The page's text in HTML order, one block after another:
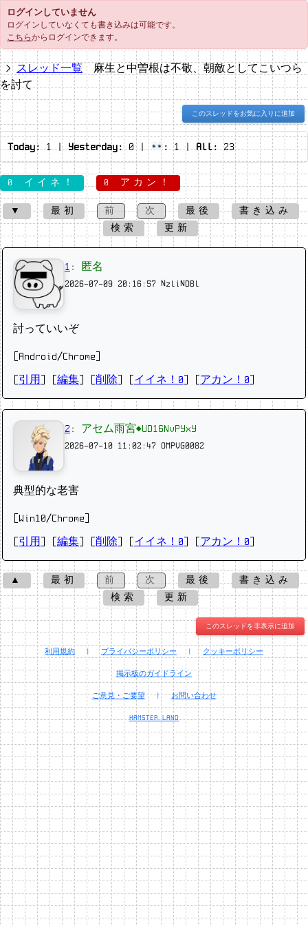
ログインしていません
ログインしていなくても書き込みは可能です。
こちらからログインできます。
スレッド一覧
麻生と中曽根は不敬、朝敵としてこいつら
を討て
このスレッドをお気に入りに追加
Today:1|Yesterday:0| :1|All:23
0 イイネ！ 0 アカン！
▼ 最初 前 次 最後
書き込み
検索
更新
1 : 匿名
2026-07-09 20:16:57 NzliNDBl
討っていいぞ
[Android/Chrome]
引用 編集 削除 イイネ！0 アカン！0
2 : アセム雨宮◆UD16NvPYxY
2026-07-10 11:02:47 OMPVG0082
典型的な老害
[Win10/Chrome]
引用 編集 削除 イイネ！0 アカン！0
▲ 最初 前 次 最後
書き込み
検索
更新
このスレッドを非表示に追加
利用規約 | プライバシーポリシー | クッキーポリシー
掲示板のガイドライン
ご意見・ご要望 | お問い合わせ
HAMSTER.LAND